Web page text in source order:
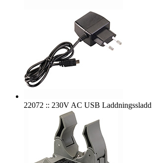
22072 :: 230V AC USB Laddningssladd